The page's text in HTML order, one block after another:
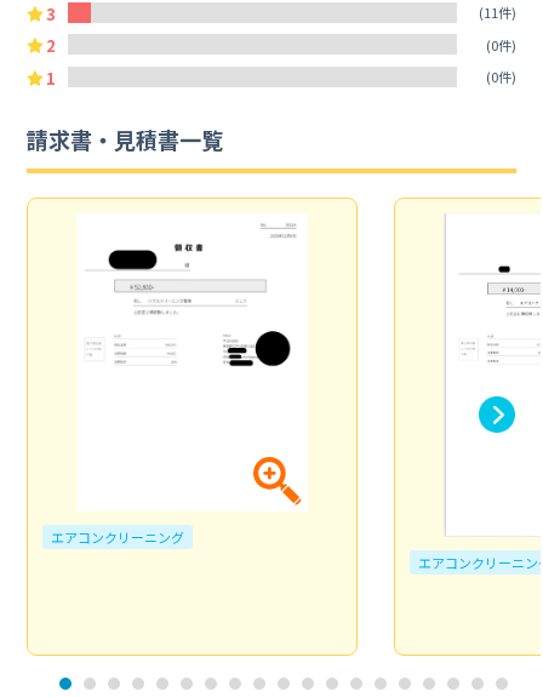
3 (11件)
2 (0件)
1 (0件)
請求書・見積書一覧
エアコンクリーニング
エアコンクリーニン